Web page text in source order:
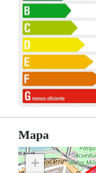
Mapa
+